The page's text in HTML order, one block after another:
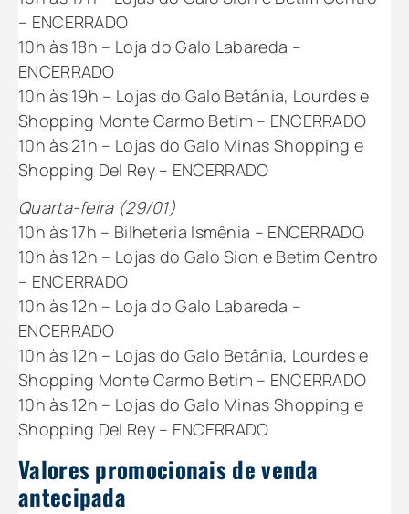
– ENCERRADO
10h às 18h – Loja do Galo Labareda –
ENCERRADO
10h às 19h – Lojas do Galo Betânia, Lourdes e
Shopping Monte Carmo Betim – ENCERRADO
10h às 21h – Lojas do Galo Minas Shopping e
Shopping Del Rey – ENCERRADO
Quarta-feira (29/01)
10h às 17h – Bilheteria Ismênia – ENCERRADO
10h às 12h – Lojas do Galo Sion e Betim Centro
– ENCERRADO
10h às 12h – Loja do Galo Labareda –
ENCERRADO
10h às 12h – Lojas do Galo Betânia, Lourdes e
Shopping Monte Carmo Betim – ENCERRADO
10h às 12h – Lojas do Galo Minas Shopping e
Shopping Del Rey – ENCERRADO
Valores promocionais de venda
antecipada